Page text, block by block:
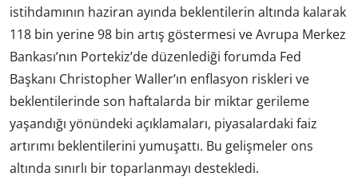
istihdamının haziran ayında beklentilerin altında kalarak
118 bin yerine 98 bin artış göstermesi ve Avrupa Merkez
Bankası’nın Portekiz’de düzenlediği forumda Fed
Başkanı Christopher Waller’ın enflasyon riskleri ve
beklentilerinde son haftalarda bir miktar gerileme
yaşandığı yönündeki açıklamaları, piyasalardaki faiz
artırımı beklentilerini yumuşattı. Bu gelişmeler ons
altında sınırlı bir toparlanmayı destekledi.